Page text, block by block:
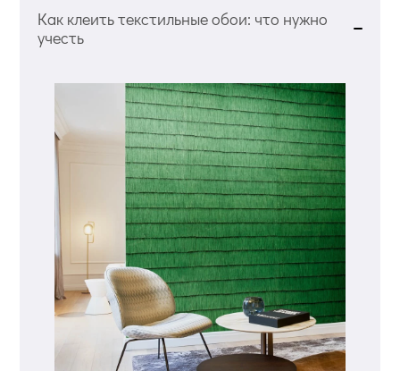
Как клеить текстильные обои: что нужно
учесть